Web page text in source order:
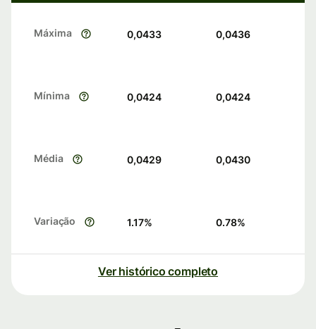
Máxima 0,0433 0,0436
Mínima 0,0424 0,0424
Média 0,0429 0,0430
Variação 1.17% 0.78%
Ver histórico completo